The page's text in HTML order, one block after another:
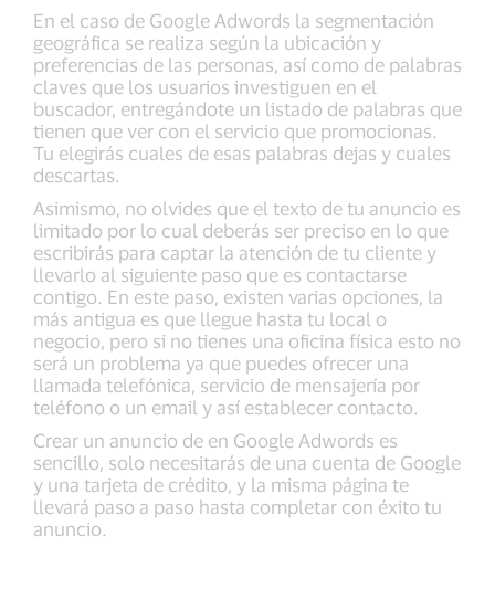
En el caso de Google Adwords la segmentación
geográfica se realiza según la ubicación y
preferencias de las personas, así como de palabras
claves que los usuarios investiguen en el
buscador, entregándote un listado de palabras que
tienen que ver con el servicio que promocionas.
Tu elegirás cuales de esas palabras dejas y cuales
descartas.
Asimismo, no olvides que el texto de tu anuncio es
limitado por lo cual deberás ser preciso en lo que
escribirás para captar la atención de tu cliente y
llevarlo al siguiente paso que es contactarse
contigo. En este paso, existen varias opciones, la
más antigua es que llegue hasta tu local o
negocio, pero si no tienes una oficina física esto no
será un problema ya que puedes ofrecer una
llamada telefónica, servicio de mensajería por
teléfono o un email y así establecer contacto.
Crear un anuncio de en Google Adwords es
sencillo, solo necesitarás de una cuenta de Google
y una tarjeta de crédito, y la misma página te
llevará paso a paso hasta completar con éxito tu
anuncio.